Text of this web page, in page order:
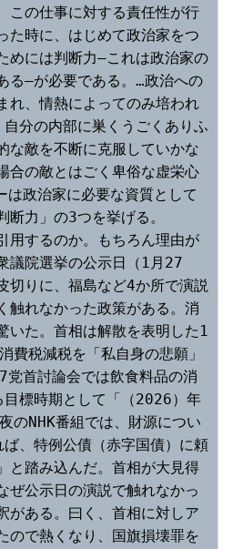
この仕事に対する責任性が行
た時に、はじめて政治家をつ
めには判断力―これは政治家の
る―が必要である。…政治への
れ、情熱によってのみ培われ
分の内部に巣くうごくありふ
な敵を不断に克服していかな
合の敵とはごく卑俗な虚栄心
政治家に必要な資質として
断力」の3つを挙げる。
用するのか。もちろん理由が
議院選挙の公示日（1月27
切りに、福島など4か所で演説
触れなかった政策がある。消
いた。首相は解散を表明した1
費税減税を「私自身の悲願」
党首討論会では飲食料品の消
標時期として「（2026）年
のNHK番組では、財源につい
、特例公債（赤字国債）に頼
と踏み込んだ。首相が大見得
ぜ公示日の演説で触れなかっ
がある。曰く、首相に対しア
ので熱くなり、国旗損壊罪を